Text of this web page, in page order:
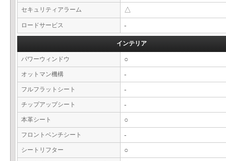
セキュリティアラーム △
ロードサービス -
インテリア
パワーウィンドウ ○
オットマン機構 -
フルフラットシート -
チップアップシート -
本革シート ○
フロントベンチシート -
シートリフター ○